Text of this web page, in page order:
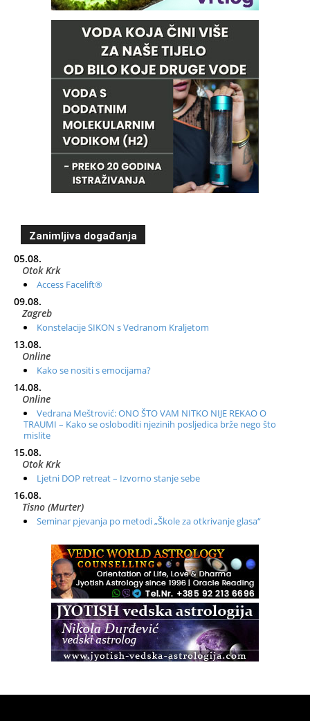
Zanimljiva događanja
05.08.
Otok Krk
Access Facelift®
09.08.
Zagreb
Konstelacije SIKON s Vedranom Kraljetom
13.08.
Online
Kako se nositi s emocijama?
14.08.
Online
Vedrana Meštrović: ONO ŠTO VAM NITKO NIJE REKAO O
TRAUMI – Kako se osloboditi njezinih posljedica brže nego što
mislite
15.08.
Otok Krk
Ljetni DOP retreat – Izvorno stanje sebe
16.08.
Tisno (Murter)
Seminar pjevanja po metodi „Škole za otkrivanje glasa“
Radionica: Pomagači iz drugih dimenzija Online – otvoreno za
Zagreb+Online
Osnovni ThetaHealing® tečaj, Zagreb i Online
Access BARS®, otpusti stres